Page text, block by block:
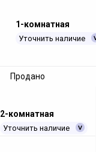
1-комнатная
Уточнить наличие
Продано
2-комнатная
Уточнить наличие